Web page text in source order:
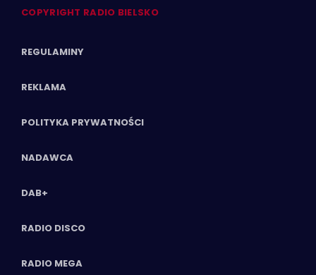
COPYRIGHT RADIO BIELSKO
REGULAMINY
REKLAMA
POLITYKA PRYWATNOŚCI
NADAWCA
DAB+
RADIO DISCO
RADIO MEGA